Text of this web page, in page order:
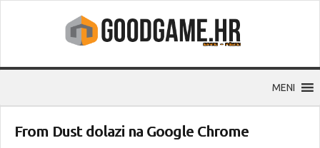
MENI
From Dust dolazi na Google Chrome